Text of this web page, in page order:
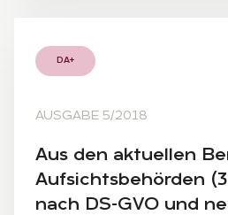
DA+
AUSGABE 5/2018
Aus den ak­tu­el­len
Auf­sichts­be­hör­den
nach DS-GVO und